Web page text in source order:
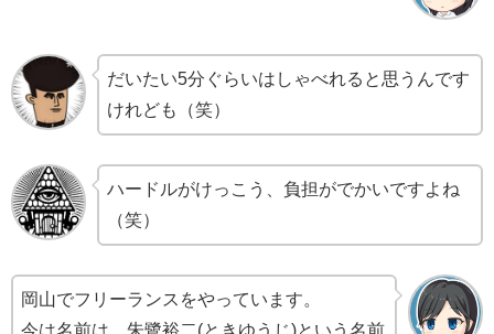
だいたい5分ぐらいはしゃべれると思うんです
けれども（笑）
ハードルがけっこう、負担がでかいですよね
（笑）
岡山でフリーランスをやっています。
今は名前は、朱鷺裕二(ときゆうじ)という名前